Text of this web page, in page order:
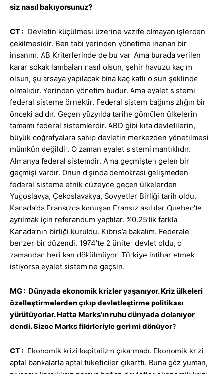
siz nasıl bakıyorsunuz?
CT : Devletin küçülmesi üzerine vazife olmayan işlerden
çekilmesidir. Ben tabi yerinden yönetime inanan bir
insanım. AB Kriterlerinde de bu var. Ama burada verilen
karar sokak lambaları nasıl olsun, şehir havuzu kaç m
olsun, şu arsaya yapılacak bina kaç katlı olsun şeklinde
olmalıdır. Yerinden yönetim budur. Ama eyalet sistemi
federal sisteme örnektir. Federal sistem bağımsızlığın bir
önceki adıdır. Geçen yüzyılda tarihe gömülen ülkelerin
tamamı federal sistemlerdir. ABD gibi kıta devletilerin,
büyük coğrafyalara sahip devletin merkezden yönetilmesi
mümkün değildir. O zaman eyalet sistemi mantıklıdır.
Almanya federal sistemdir. Ama geçmişten gelen bir
geçmişi vardır. Onun dışında demokrasi gelişmeden
federal sisteme etnik düzeyde geçen ülkelerden
Yugoslavya, Çekoslavakya, Sovyetler Birliği tarih oldu.
Kanada’da Fransızca konuşan Fransız asıllılar Quebec’te
ayrılmak için referandum yaptılar. %0.25’lik farkla
Kanada’nın birliği kuruldu. Kıbrıs’a bakalım. Federale
benzer bir düzendi. 1974’te 2 üniter devlet oldu, o
zamandan beri kan dökülmüyor. Türkiye intihar etmek
istiyorsa eyalet sistemine geçsin.
MG : Dünyada ekonomik krizler yaşanıyor. Kriz ülkeleri
özelleştirmelerden çıkıp devletleştirme politikası
yürütüyorlar. Hatta Marks’ın ruhu dünyada dolanıyor
dendi. Sizce Marks fikirleriyle geri mi dönüyor?
CT : Ekonomik krizi kapitalizm çıkarmadı. Ekonomik krizi
aptal bankalarla aptal tüketiciler çıkarttı. Buna göz yuman,